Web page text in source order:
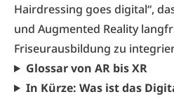
Hairdressing goes digital“,
und Augmented Reality
Friseurausbildung zu
Glossar von AR bis XR
In Kürze: Was ist das